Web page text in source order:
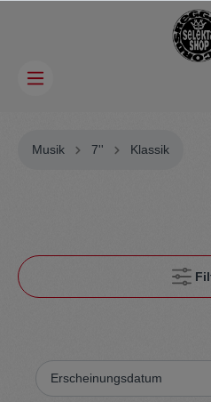
Musik 7'' Klassik